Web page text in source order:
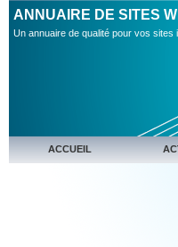
ANNUAIRE DE SITES
Un annuaire de qualité pour vos sites
ACCUEIL